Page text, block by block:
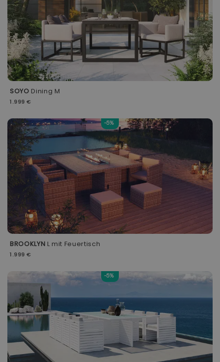
SOYO Dining M
1.999 €
-5%
BROOKLYN L mit Feuertisch
1.999 €
-5%